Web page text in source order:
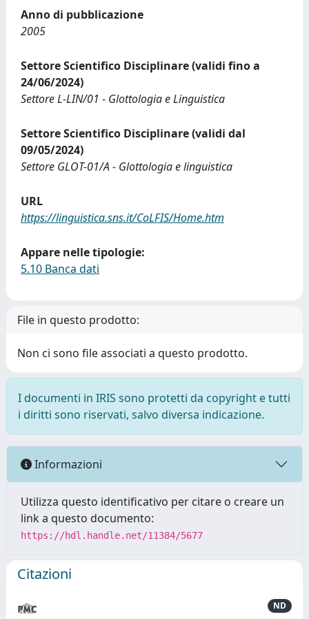
Anno di pubblicazione
2005
Settore Scientifico Disciplinare (validi fino a
24/06/2024)
Settore L-LIN/01 - Glottologia e Linguistica
Settore Scientifico Disciplinare (validi dal
09/05/2024)
Settore GLOT-01/A - Glottologia e linguistica
URL
https://linguistica.sns.it/CoLFIS/Home.htm
Appare nelle tipologie:
5.10 Banca dati
File in questo prodotto:
Non ci sono file associati a questo prodotto.
I documenti in IRIS sono protetti da copyright e tutti
i diritti sono riservati, salvo diversa indicazione.
Informazioni
Utilizza questo identificativo per citare o creare un
link a questo documento:
https://hdl.handle.net/11384/5677
Citazioni
ND